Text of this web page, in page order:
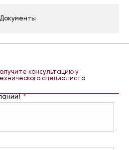
Документы
консультацию у
специалиста